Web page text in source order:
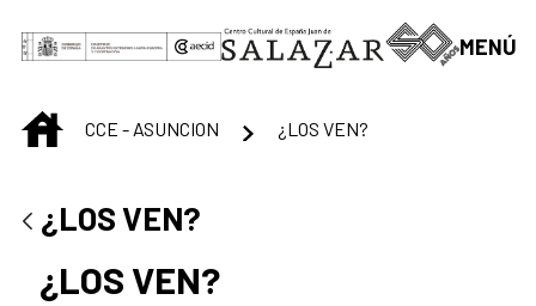
Saut au contenu principal
MENÚ
INICIOCCE - ASUNCION ¿LOS VEN?
¿LOS VEN?
¿LOS VEN?